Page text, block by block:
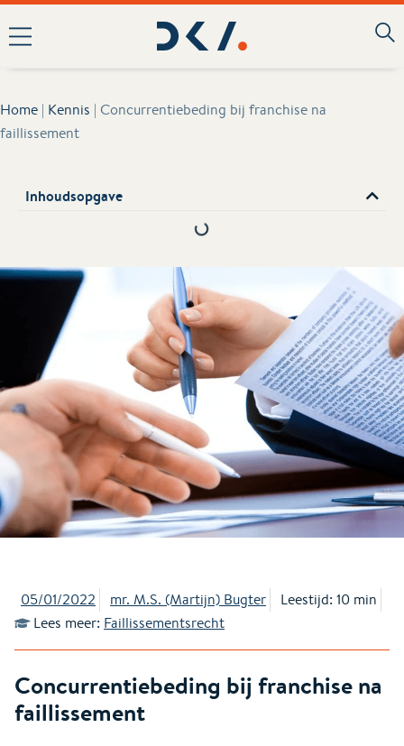
Home | Kennis | Concurrentiebeding bij franchise na
faillissement
Inhoudsopgave
05/01/2022 mr. M.S. (Martijn) Bugter
Leestijd: 10 min
Lees meer: Faillissementsrecht
Concurrentiebeding bij franchise na
faillissement